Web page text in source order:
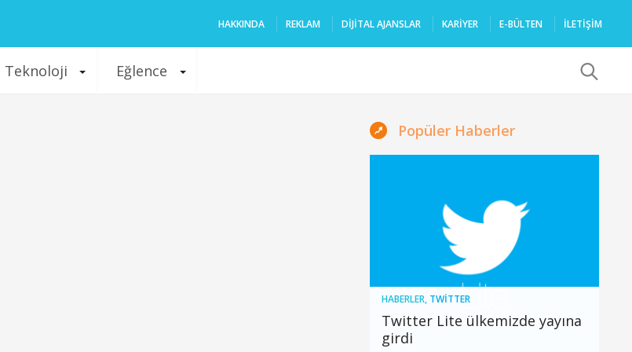
HAKKINDA REKLAM DIJITAL AJANSLAR KARIYER E-BÜLTEN İLETİŞİM
Teknoloji Eğlence
Popüler Haberler
HABERLER, TWITTER
Twitter Lite ülkemizde yayına
girdi